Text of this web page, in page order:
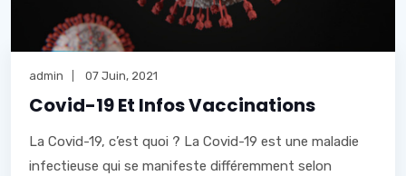
admin 07 Juin, 2021
Covid-19 Et Infos Vaccinations
La Covid-19, c’est quoi ? La Covid-19 est une maladie
infectieuse qui se manifeste différemment selon